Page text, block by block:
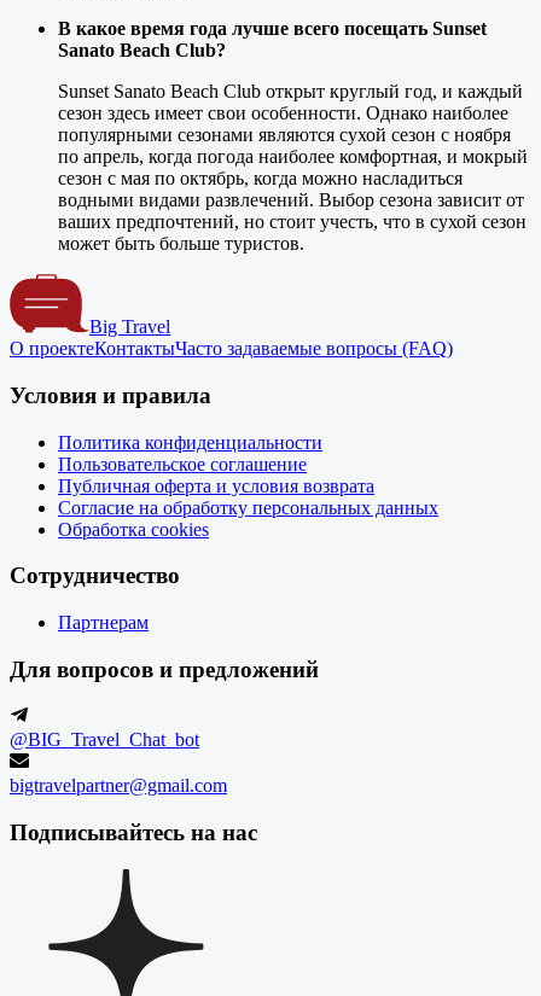
В какое время года лучше всего посещать Sunset
Sanato Beach Club?
Sunset Sanato Beach Club открыт круглый год, и каждый
сезон здесь имеет свои особенности. Однако наиболее
популярными сезонами являются сухой сезон с ноября
по апрель, когда погода наиболее комфортная, и мокрый
сезон с мая по октябрь, когда можно насладиться
водными видами развлечений. Выбор сезона зависит от
ваших предпочтений, но стоит учесть, что в сухой сезон
может быть больше туристов.
Big Travel
О проектеКонтактыЧасто задаваемые вопросы (FAQ)
Условия и правила
Политика конфиденциальности
Пользовательское соглашение
Публичная оферта и условия возврата
Согласие на обработку персональных данных
Обработка cookies
Сотрудничество
Партнерам
Для вопросов и предложений
@BIG_Travel_Chat_bot
bigtravelpartner@gmail.com
Подписывайтесь на нас